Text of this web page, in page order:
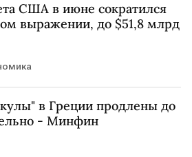
США в июне сократился
выражении, до $51,8 млрд
в Греции продлены до
- Минфин